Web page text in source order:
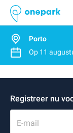
Porto
Op 11
Registreer nu
E-mail